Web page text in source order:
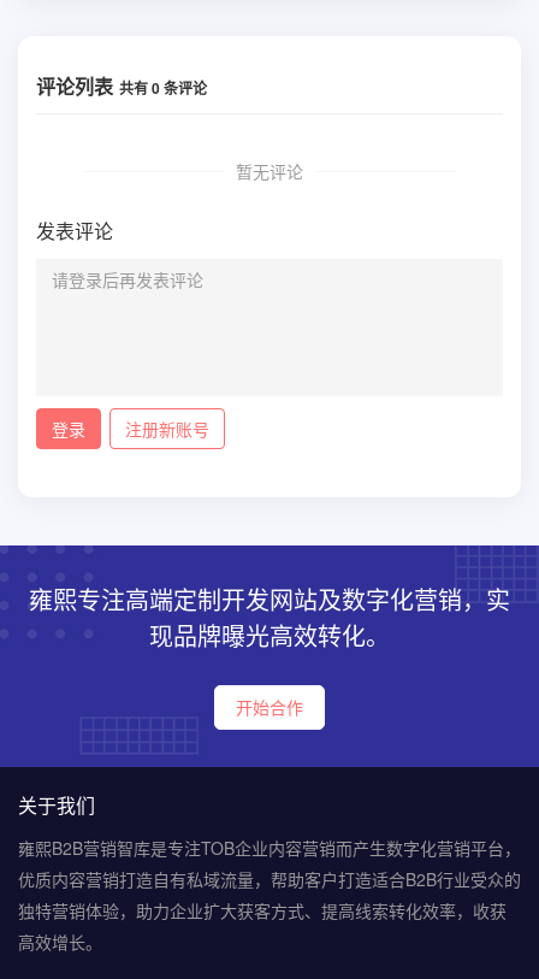
评论列表 共有0条评论
暂无评论
发表评论
登录 注册新账号
雍熙专注高端定制开发网站及数字化营销，实
现品牌曝光高效转化。
开始合作
关于我们
雍熙B2B营销智库是专注TOB企业内容营销而产生数字化营销平台，
优质内容营销打造自有私域流量，帮助客户打造适合B2B行业受众的
独特营销体验，助力企业扩大获客方式、提高线索转化效率，收获
高效增长。